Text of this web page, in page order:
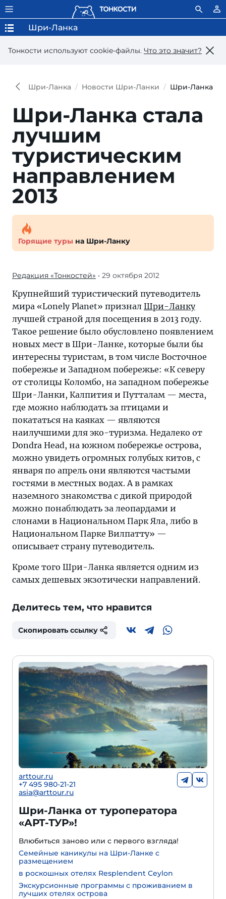
Тонкости используют сookie-файлы. Что это значит?
Шри-Ланка
Шри-Ланка Новости Шри-Ланки Шри-Ланка
Шри-Ланка стала
лучшим
туристическим
направлением
2013
Горящие туры на Шри-Ланку
Редакция «Тонкостей» • 29 октября 2012
Крупнейший туристический путеводитель
мира «Lonely Planet» признал Шри-Ланку
лучшей страной для посещения в 2013 году.
Такое решение было обусловлено появлением
новых мест в Шри-Ланке, которые были бы
интересны туристам, в том числе Восточное
побережье и Западном побережье: «К северу
от столицы Коломбо, на западном побережье
Шри-Ланки, Калпития и Путталам — места,
где можно наблюдать за птицами и
покататься на каяках — являются
наилучшими для эко-туризма. Недалеко от
Dondra Head, на южном побережье острова,
можно увидеть огромных голубых китов, с
января по апрель они являются частыми
гостями в местных водах. А в рамках
наземного знакомства с дикой природой
можно понаблюдать за леопардами и
слонами в Национальном Парк Яла, либо в
Национальном Парке Вилпатту» —
описывает страну путеводитель.
Кроме того Шри-Ланка является одним из
самых дешевых экзотически направлений.
Делитесь тем, что нравится
Скопировать ссылку
arttour.ru
+7 495 980-21-21
asia@arttour.ru
Шри-Ланка от туроператора
«АРТ-ТУР»!
Влюбиться заново или с первого взгляда!
Семейные каникулы на Шри-Ланке с
размещением
в роскошных отелях Resplendent Ceylon
Экскурсионные программы с проживанием в
лучших отелях острова